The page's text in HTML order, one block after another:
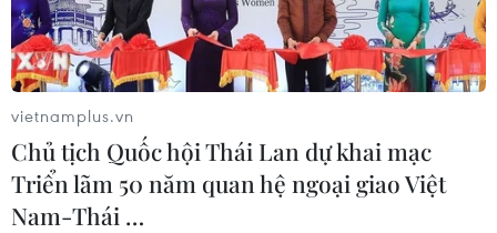
vietnamplus.vn
Chủ tịch Quốc hội Thái Lan dự khai mạc
Triển lãm 50 năm quan hệ ngoại giao Việt
Nam-Thái …